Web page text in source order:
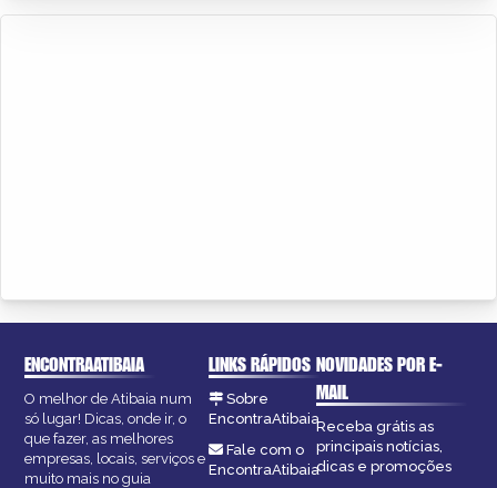
ENCONTRAATIBAIA
O melhor de Atibaia num
só lugar! Dicas, onde ir, o
que fazer, as melhores
empresas, locais, serviços e
muito mais no guia
LINKS RÁPIDOS
Sobre
EncontraAtibaia
Fale com o
EncontraAtibaia
NOVIDADES POR E-
MAIL
Receba grátis as
principais notícias,
dicas e promoções